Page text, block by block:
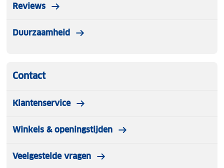
Reviews
Duurzaamheid
Contact
Klantenservice
Winkels & openingstijden
Veelgestelde vragen